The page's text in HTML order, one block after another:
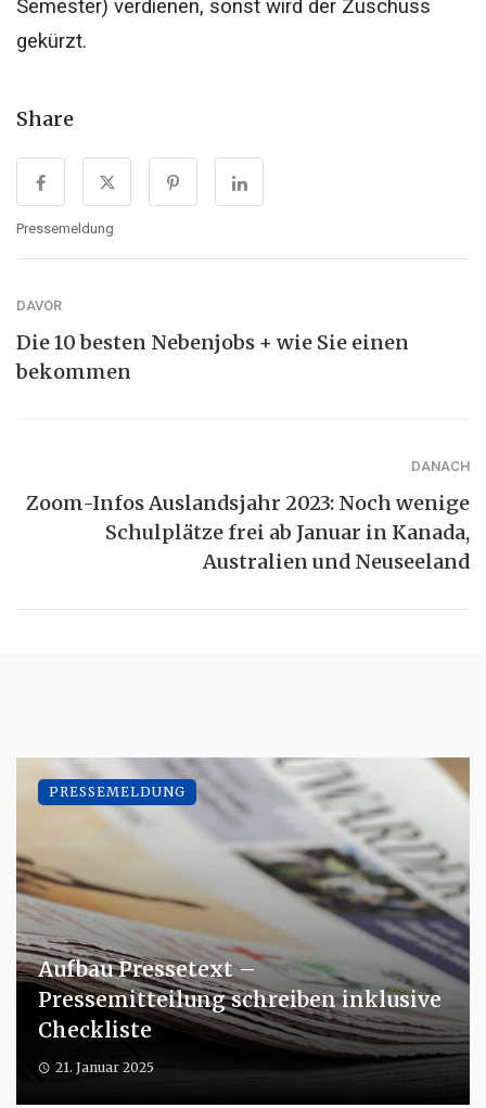
Semester) verdienen, sonst wird der Zuschuss
gekürzt.
Share
Pressemeldung
DAVOR
Die 10 besten Nebenjobs + wie Sie einen
bekommen
DANACH
Zoom-Infos Auslandsjahr 2023: Noch wenige
Schulplätze frei ab Januar in Kanada,
Australien und Neuseeland
Aufbau Pressetext –
Pressemitteilung schreiben inklusive
Checkliste
21. Januar 2025
PRESSEMELDUNG